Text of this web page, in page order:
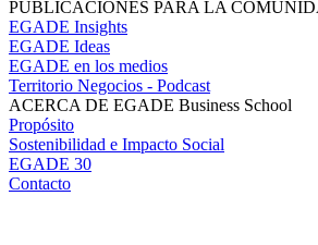
PUBLICACIONES PARA LA
EGADE Insights
EGADE Ideas
EGADE en los medios
Territorio Negocios - Podcast
ACERCA DE EGADE Business School
Propósito
Sostenibilidad e Impacto Social
EGADE 30
Contacto